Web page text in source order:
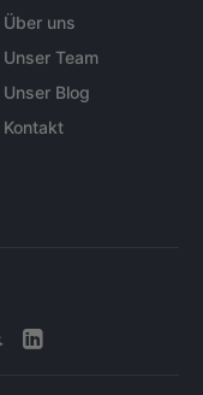
Über uns
Unser Team
Unser Blog
Kontakt